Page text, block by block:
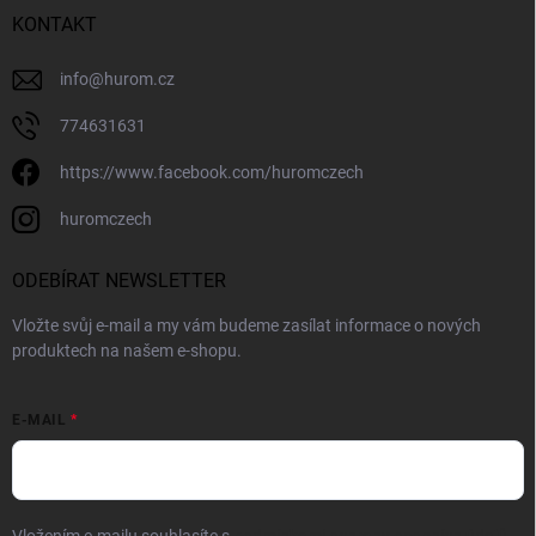
KONTAKT
info@hurom.cz
774631631
https://www.facebook.com/huromczech
huromczech
ODEBÍRAT NEWSLETTER
Vložte svůj e-mail a my vám budeme zasílat informace o nových
produktech na našem e-shopu.
E-MAIL